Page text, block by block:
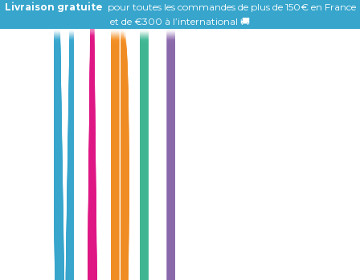
Livraison gratuite pour toutes les commandes de plus de 150€ en France
et de €300 à l’international 🚚